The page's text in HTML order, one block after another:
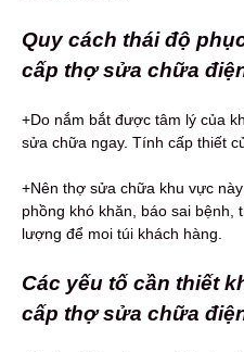
Quy cách thái độ
cấp thợ sửa chữa
+Do nắm bắt được tâm lý của
sửa chữa ngay. Tính cấp thiết
+Nên thợ sửa chữa khu vực
phồng khó khăn, báo sai bệnh,
lượng để moi túi khách hàng.
Các yếu tố cần thiết
cấp thợ sửa chữa